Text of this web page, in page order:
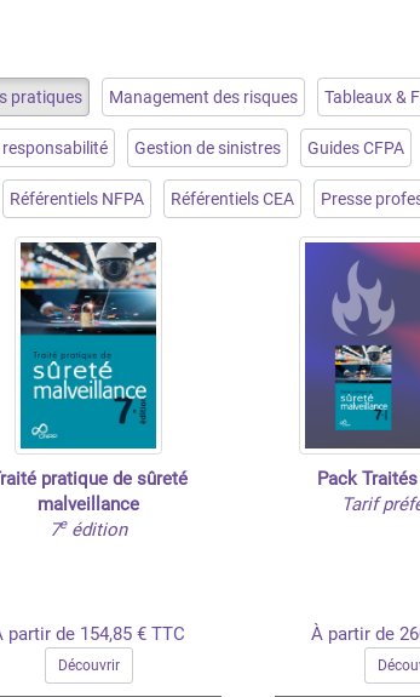
pratiques Management des risques Tableaux &
responsabilité Gestion de sinistres Guides CFPA
Référentiels NFPA Référentiels CEA Presse
pratique de sûreté
malveillance
7eédition
partir de 154,85 € TTC
Découvrir
Pack
Tarif
À partir de